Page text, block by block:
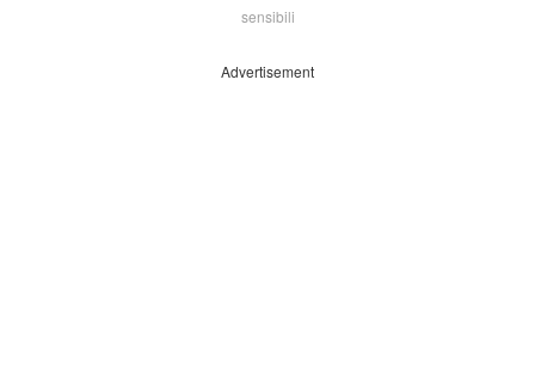
sensibili
Advertisement